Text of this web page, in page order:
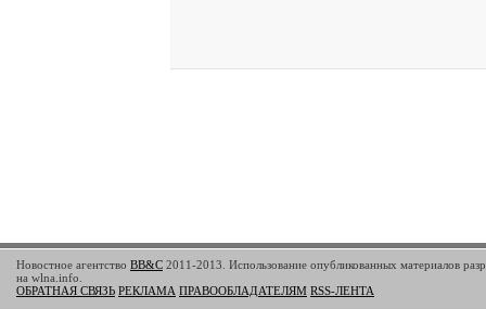
Новостное агентство BB&C 2011-2013. Использование опубликованных материалов
на wlna.info.
ОБРАТНАЯ СВЯЗЬ РЕКЛАМА ПРАВООБЛАДАТЕЛЯМ RSS-ЛЕНТА